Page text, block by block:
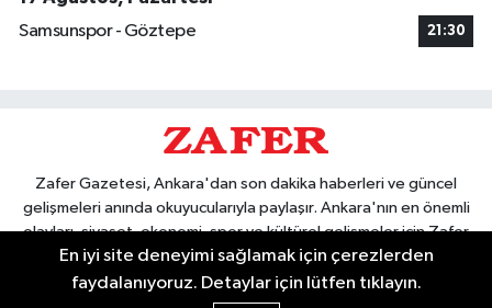
Samsunspor - Göztepe
21:30
Zafer Gazetesi, Ankara'dan son dakika haberleri ve güncel
gelişmeleri anında okuyucularıyla paylaşır. Ankara'nın en önemli
olayları, siyaset, ekonomi, spor ve kültürel gelişmeler için Zafer
Gazetesi'ni takip edin. Başkentin güvendiği haber kaynağı.
En iyi site deneyimi sağlamak için çerezlerden
faydalanıyoruz. Detaylar için lütfen tıklayın.